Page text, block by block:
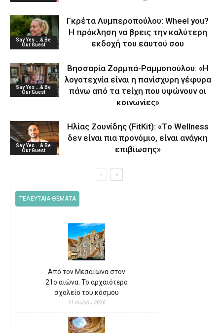
Say Yes ...& Be
Our Guest
Γκρέτα Λυμπεροπούλου: Wheel you?
Η πρόκληση να βρεις την καλύτερη
εκδοχή του εαυτού σου
Say Yes ...& Be
Our Guest
Βησσαρία Ζορμπά-Ραμμοπούλου: «Η
λογοτεχνία είναι η πανίσχυρη γέφυρα
πάνω από τα τείχη που υψώνουν οι
κοινωνίες»
Say Yes ...& Be
Our Guest
Ηλίας Ζουνίδης (FitKit): «Το Wellness
δεν είναι πια προνόμιο, είναι ανάγκη
επιβίωσης»
ΤΕΛΕΥΤΑΙΑ ΘΕΜΑΤΑ
Από τον Μεσαίωνα στον
21ο αιώνα: Το αρχαιότερο
σχολείο του κόσμου
31 Ιουλίου 2026